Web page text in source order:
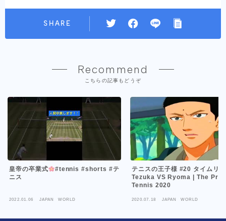
SHARE
Recommend
こちらの記事もどうぞ
皇帝の卒業式
#tennis #shorts #テ
ニス
2022.01.06 JAPAN WORLD
テニスの王子様 #20 タイムリ
Tezuka VS Ryoma | The
Tennis 2020
2020.07.18 JAPAN WORLD